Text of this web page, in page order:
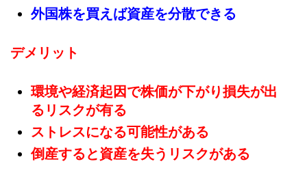
外国株を買えば資産を分散できる
デメリット
環境や経済起因で株価が下がり損失が出
るリスクが有る
ストレスになる可能性がある
倒産すると資産を失うリスクがある